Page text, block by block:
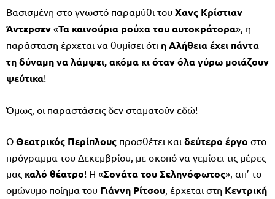
Βασισμένη στο γνωστό παραμύθι του Χανς Κρίστιαν
Άντερσεν «Τα καινούρια ρούχα του αυτοκράτορα», η
παράσταση έρχεται να θυμίσει ότι η Αλήθεια έχει πάντα
τη δύναμη να λάμψει, ακόμα κι όταν όλα γύρω μοιάζουν
ψεύτικα!
Όμως, οι παραστάσεις δεν σταματούν εδώ!
Ο Θεατρικός Περίπλους προσθέτει και δεύτερο έργο στο
πρόγραμμα του Δεκεμβρίου, με σκοπό να γεμίσει τις μέρες
μας καλό θέατρο! Η «Σονάτα του Σεληνόφωτος», απ’ το
ομώνυμο ποίημα του Γιάννη Ρίτσου , έρχεται στη Κεντρική